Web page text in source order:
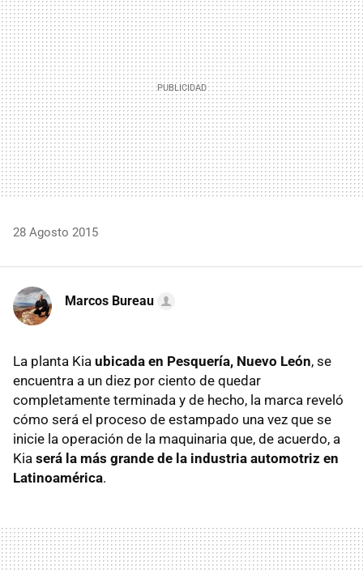
28 Agosto 2015
Marcos Bureau
La planta Kia ubicada en Pesquería, Nuevo León, se
encuentra a un diez por ciento de quedar
completamente terminada y de hecho, la marca reveló
cómo será el proceso de estampado una vez que se
inicie la operación de la maquinaria que, de acuerdo, a
Kia será la más grande de la industria automotriz en
Latinoamérica.